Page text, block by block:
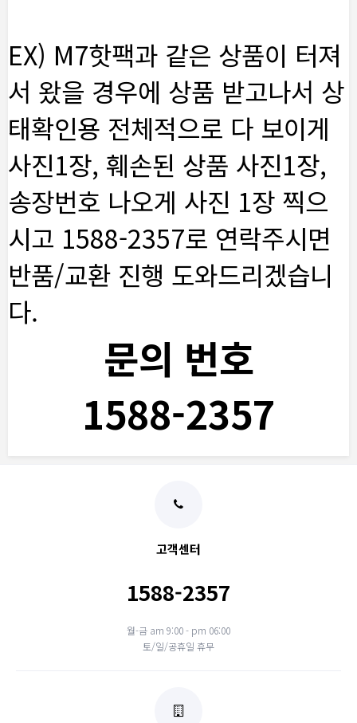
EX) M7핫팩과 같은 상품이 터져
서 왔을 경우에 상품 받고나서 상
태확인용 전체적으로 다 보이게
사진1장, 훼손된 상품 사진1장,
송장번호 나오게 사진 1장 찍으
시고 1588-2357로 연락주시면
반품/교환 진행 도와드리겠습니
다.
문의 번호
1588-2357
고객센터
1588-2357
월-금 am 9:00 - pm 06:00
토/일/공휴일 휴무